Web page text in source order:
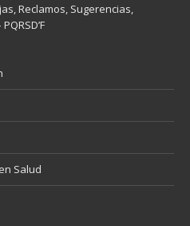
Reclamos, Sugerencias,
Salud